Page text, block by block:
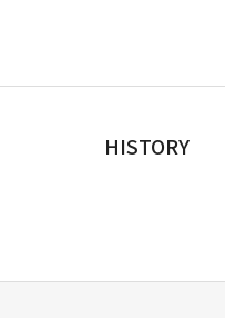
HISTORY